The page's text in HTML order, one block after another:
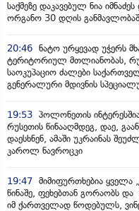
საქმეზე დაკავებულ ნია
ორგანო 30 დღის
20:46 ნატო ურყევად უჭერს
ტერიტორიულ მთლიანობას,
საოკუპაციო ძალები
გენერალური მდივნის
19:53 პოლონეთის
რუსეთის წინააღმდეგ, დაე,
დაესხნენ, ამაში უკრაინას
კაროლ ნავროცკი
19:47 მიმიფურთხებია ყველა
წინაშე, ფეხებთან გორაობს და
იმ ქართველად წოდებულს,